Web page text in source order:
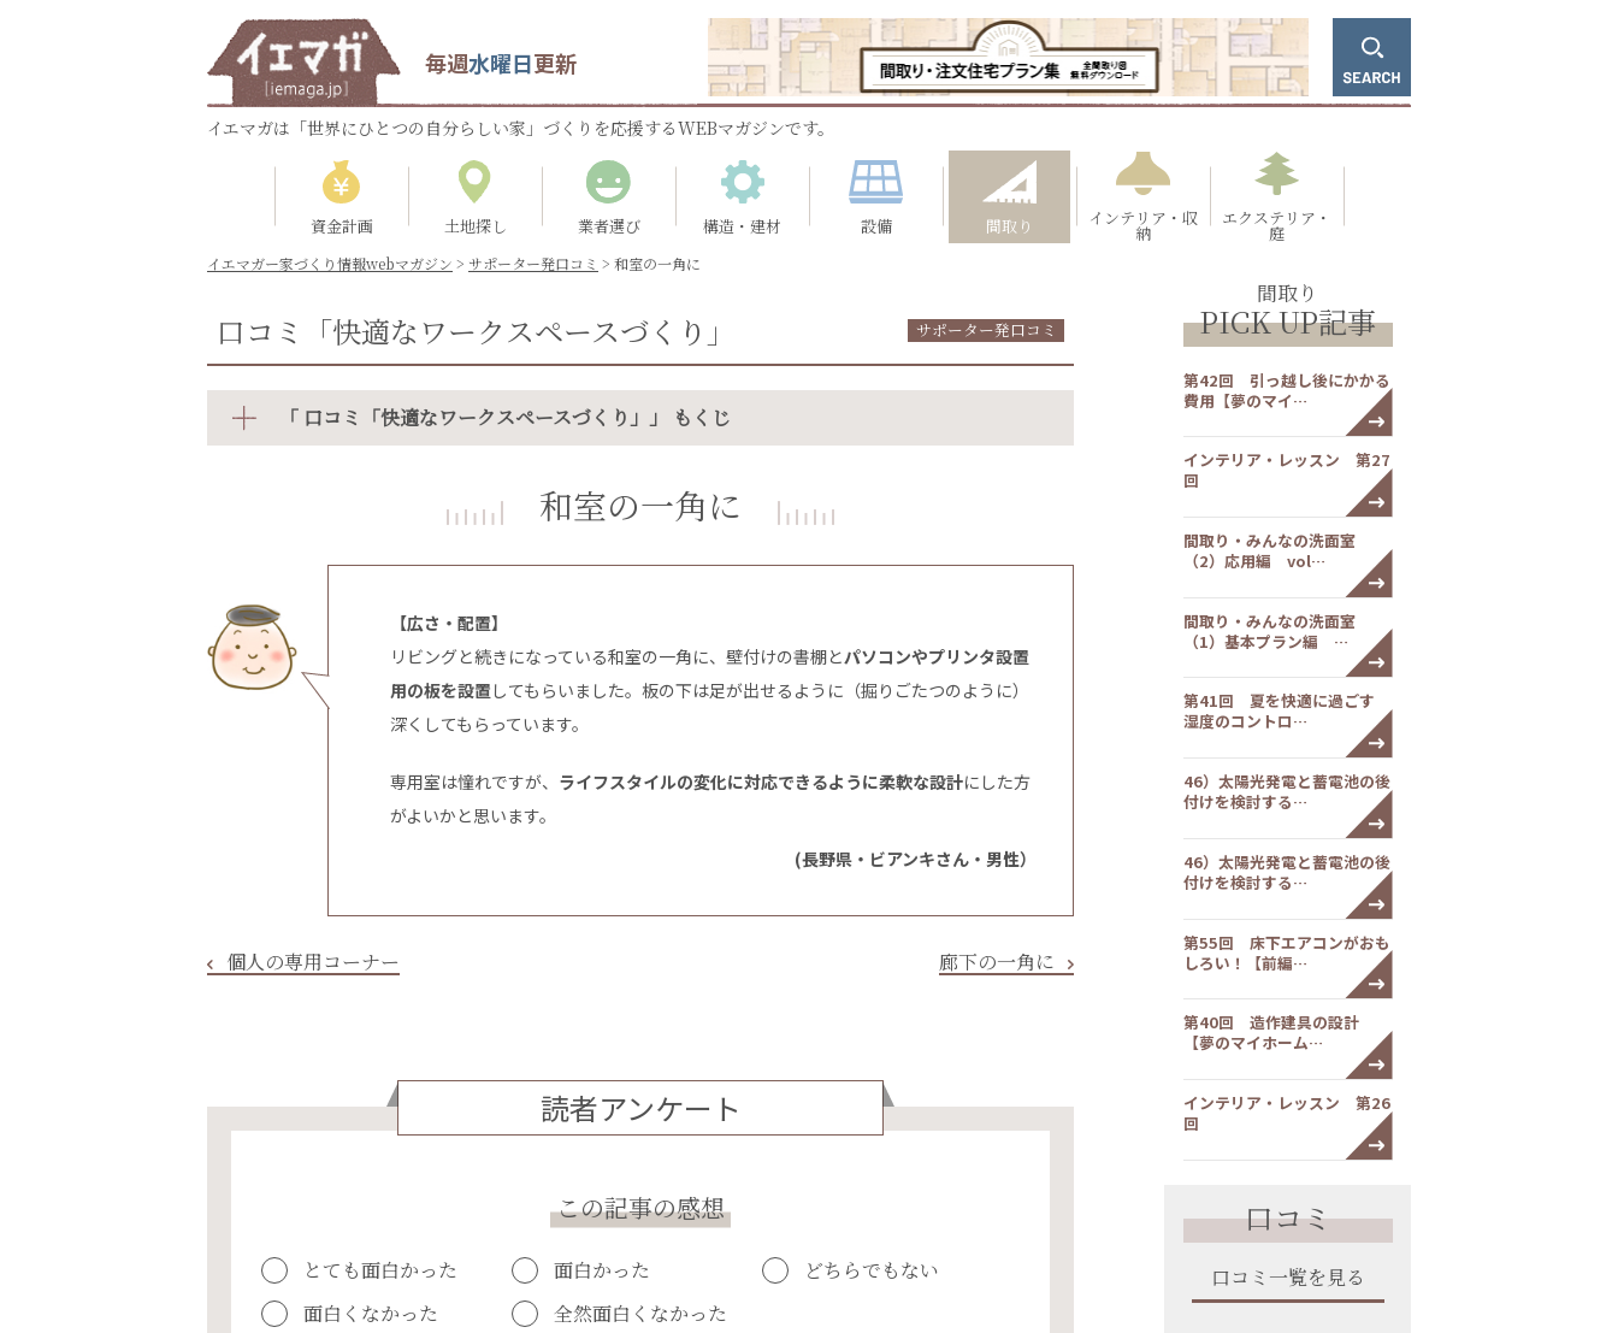
毎週水曜日更新
イエマガは「世界にひとつの自分らしい家」づくりを応援するWEBマガジンです。
資金計画 土地探し 業者選び 構造・建材 設備 間取り インテリア・収
納
エクステリア・
庭
イエマガー家づくり情報webマガジン > サポーター発口コミ > 和室の一角に
口コミ「快適なワークスペースづくり」 サポーター発口コミ
「 口コミ「快適なワークスペースづくり」」 もくじ
和室の一角に
【広さ・配置】
リビングと続きになっている和室の一角に、壁付けの書棚とパソコンやプリンタ設置
用の板を設置 してもらいました。板の下は足が出せるように（掘りごたつのように）
深くしてもらっています。
専用室は憧れですが、 ライフスタイルの変化に対応できるように柔軟な設計にした方
がよいかと思います。
(長野県・ビアンキさん・男性）
個人の専用コーナー 廊下の一角に
読者アンケート
この記事の感想
とても面白かった 面白かった
どちらでもない
面白くなかった
全然面白くなかった
間取り
PICK UP記事
第42回 引っ越し後にかかる
費用【夢のマイ…
インテリア・レッスン 第27
回
間取り・みんなの洗面室
（2）応用編 vol…
間取り・みんなの洗面室
（1）基本プラン編 …
第41回 夏を快適に過ごす
湿度のコントロ…
46）太陽光発電と蓄電池の後
付けを検討する…
46）太陽光発電と蓄電池の後
付けを検討する…
第55回 床下エアコンがおも
しろい！【前編…
第40回 造作建具の設計
【夢のマイホーム…
インテリア・レッスン 第26
回
口コミ
口コミ一覧を見る